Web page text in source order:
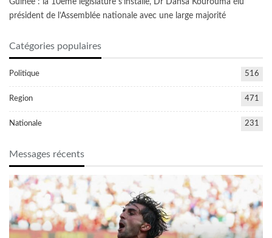
Guinée : la 10ème législature s’installe, Dr Dansa Kourouma élu
président de l’Assemblée nationale avec une large majorité
Catégories populaires
Politique 516
Region 471
Nationale 231
Messages récents